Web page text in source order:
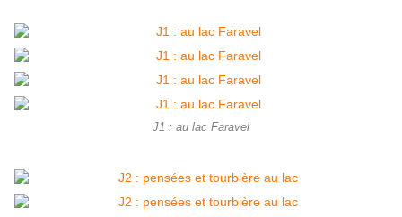
J1 : au lac Faravel